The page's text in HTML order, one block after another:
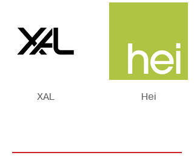
XAL Hei